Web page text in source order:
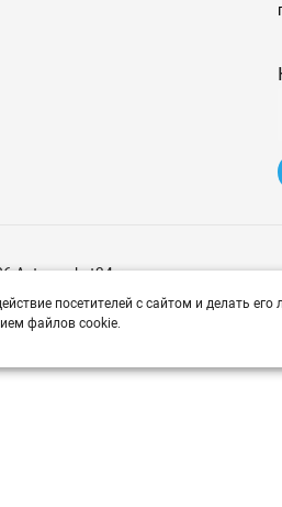
Avtomarket34.ru
посетителей с сайтом и делать его
файлов cookie.